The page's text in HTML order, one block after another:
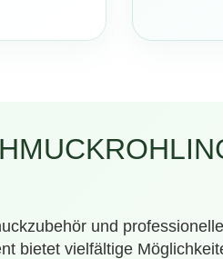
und
bietet vielfältige